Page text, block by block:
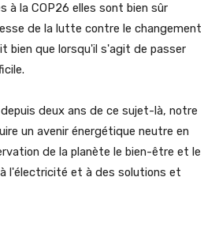
à la COP26 elles sont bien sûr
de la lutte contre le changement
bien que lorsqu'il s'agit de passer
deux ans de ce sujet-là, notre
un avenir énergétique neutre en
de la planète le bien-être et le
l'électricité et à des solutions et